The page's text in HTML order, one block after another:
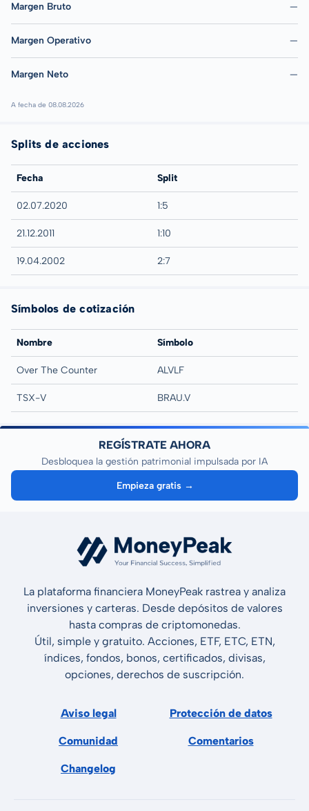
Margen Bruto —
Margen Operativo —
Margen Neto —
A fecha de 08.08.2026
Splits de acciones
Fecha Split
02.07.2020 1:5
21.12.2011 1:10
19.04.2002 2:7
Símbolos de cotización
Nombre Símbolo
Over The Counter ALVLF
TSX-V BRAU.V
REGÍSTRATE AHORA
Desbloquea la gestión patrimonial impulsada por IA
Empieza gratis →
La plataforma financiera MoneyPeak rastrea y analiza
inversiones y carteras. Desde depósitos de valores
hasta compras de criptomonedas.
Útil, simple y gratuito. Acciones, ETF, ETC, ETN,
índices, fondos, bonos, certificados, divisas,
opciones, derechos de suscripción.
Aviso legal Protección de datos
Comunidad Comentarios
Changelog